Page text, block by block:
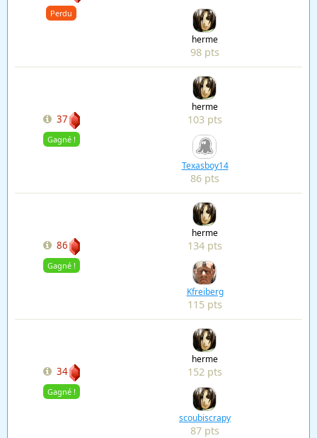
Perdu
herme
98 pts
37
Gagné !
herme
103 pts
Texasboy14
86 pts
86
Gagné !
herme
134 pts
Kfreiberg
115 pts
34
Gagné !
herme
152 pts
scoubiscrapy
87 pts